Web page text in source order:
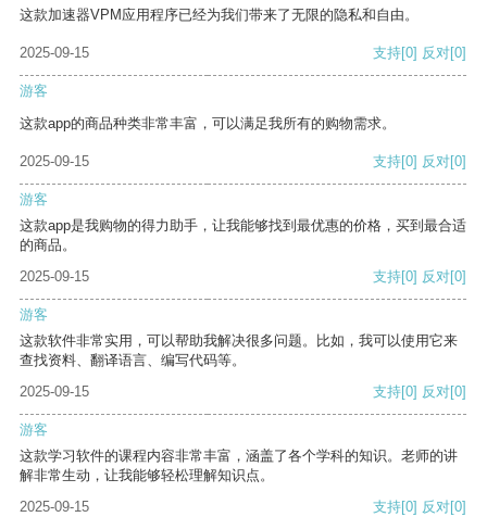
这款加速器VPM应用程序已经为我们带来了无限的隐私和自由。
2025-09-15 支持[0] 反对[0]
游客
这款app的商品种类非常丰富，可以满足我所有的购物需求。
2025-09-15 支持[0] 反对[0]
游客
这款app是我购物的得力助手，让我能够找到最优惠的价格，买到最合适
的商品。
2025-09-15
支持[0] 反对[0]
游客
这款软件非常实用，可以帮助我解决很多问题。比如，我可以使用它来
查找资料、翻译语言、编写代码等。
2025-09-15
支持[0] 反对[0]
游客
这款学习软件的课程内容非常丰富，涵盖了各个学科的知识。老师的讲
解非常生动，让我能够轻松理解知识点。
2025-09-15
支持[0] 反对[0]